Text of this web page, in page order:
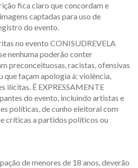
fica claro que concordam e
captadas para uso de
do evento.
no evento CONISUDREVELA
nenhuma poderão conter
preconceituosas, racistas, ofensivas
que façam apologia à: violência,
ilícitas. É EXPRESSAMENTE
do evento, incluindo artistas e
políticas, de cunho eleitoral com
críticas a partidos políticos ou
de menores de 18 anos, deverão